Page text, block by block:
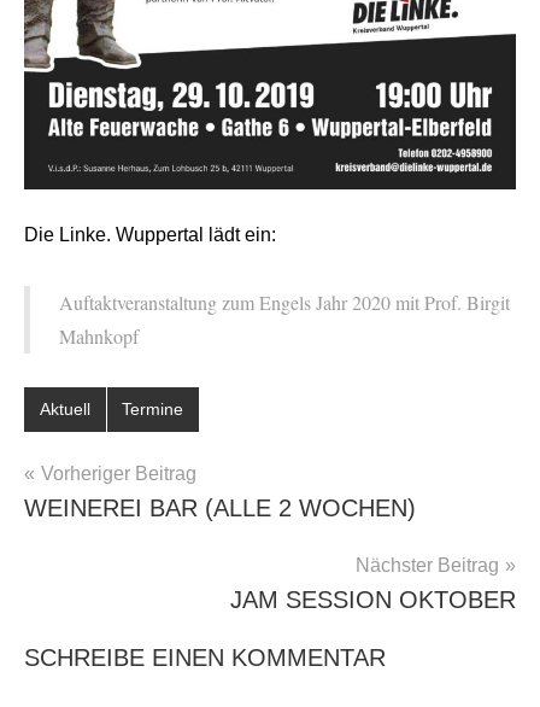
Die Linke. Wuppertal lädt ein:
Auftaktveranstaltung zum Engels Jahr 2020 mit Prof. Birgit
Mahnkopf
Aktuell Termine
BEITRAGSNAVIGATION
Vorheriger Beitrag
WEINEREI BAR (ALLE 2 WOCHEN)
Nächster Beitrag
JAM SESSION OKTOBER
SCHREIBE EINEN KOMMENTAR